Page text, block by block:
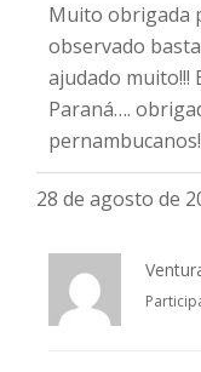
Muito obrigada
observado
ajudado muito!!!
Paraná….
28 de agosto de